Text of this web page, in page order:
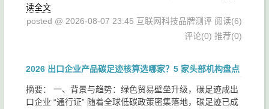
读全文
posted @ 2026-08-07 23:45 互联网科技品牌测评 阅读(6)
评论(0) 推荐(0)
2026 出口企业产品碳足迹核算选哪家？5 家头部机构盘点
摘要： 一、背景与趋势：绿色贸易壁垒升级，碳足迹成出
口企业 “通行证” 随着全球低碳政策密集落地，碳足迹已成